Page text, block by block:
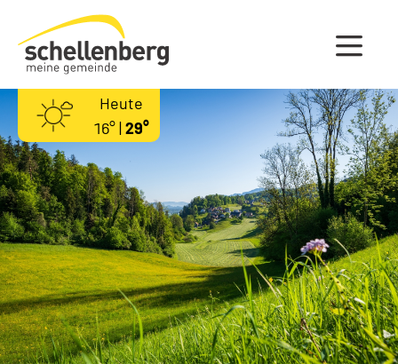
Gemeinde Schellenberg Startseite
Heute
16° |29°